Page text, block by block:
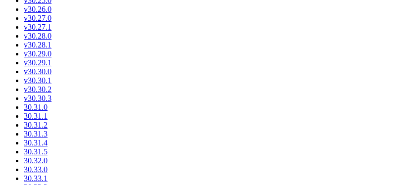
v30.26.0
v30.27.0
v30.27.1
v30.28.0
v30.28.1
v30.29.0
v30.29.1
v30.30.0
v30.30.1
v30.30.2
v30.30.3
30.31.0
30.31.1
30.31.2
30.31.3
30.31.4
30.31.5
30.32.0
30.33.0
30.33.1